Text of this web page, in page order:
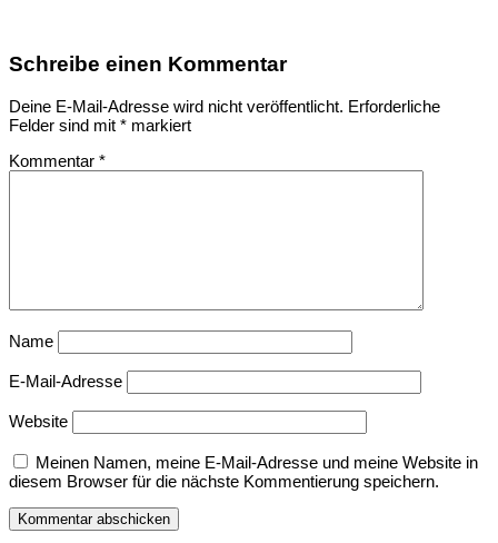
Schreibe einen Kommentar
Deine E-Mail-Adresse wird nicht veröffentlicht. Erforderliche
Felder sind mit * markiert
Kommentar *
Name
E-Mail-Adresse
Website
Meinen Namen, meine E-Mail-Adresse und meine Website in
diesem Browser für die nächste Kommentierung speichern.